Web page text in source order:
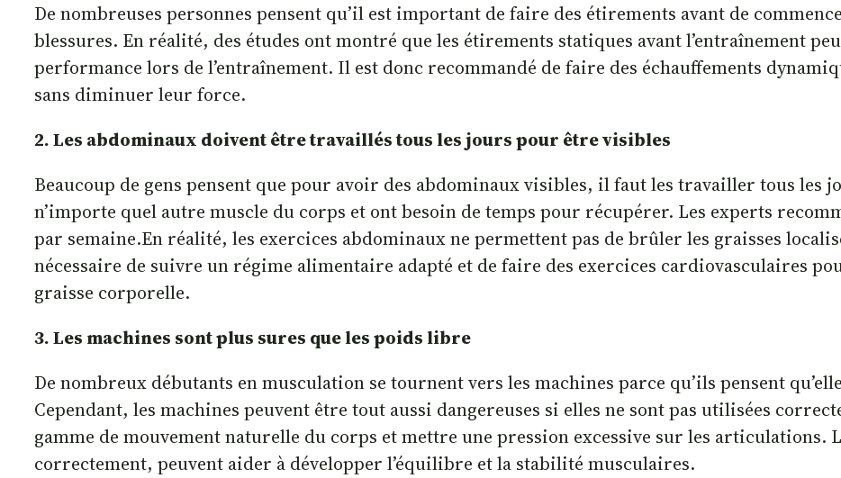
De nombreuses personnes pensent qu’il est important de faire des étirements avant de
blessures. En réalité, des études ont montré que les étirements statiques avant l’entraînement
performance lors de l’entraînement. Il est donc recommandé de faire des échauffements
sans diminuer leur force.
2. Les abdominaux doivent être travaillés tous les jours pour être visibles
Beaucoup de gens pensent que pour avoir des abdominaux visibles, il faut les travailler tous les
n’importe quel autre muscle du corps et ont besoin de temps pour récupérer. Les experts
par semaine.En réalité, les exercices abdominaux ne permettent pas de brûler les graisses
nécessaire de suivre un régime alimentaire adapté et de faire des exercices cardiovasculaires
graisse corporelle.
3. Les machines sont plus sures que les poids libre
De nombreux débutants en musculation se tournent vers les machines parce qu’ils pensent
Cependant, les machines peuvent être tout aussi dangereuses si elles ne sont pas utilisées
gamme de mouvement naturelle du corps et mettre une pression excessive sur les articulations.
correctement, peuvent aider à développer l’équilibre et la stabilité musculaires.